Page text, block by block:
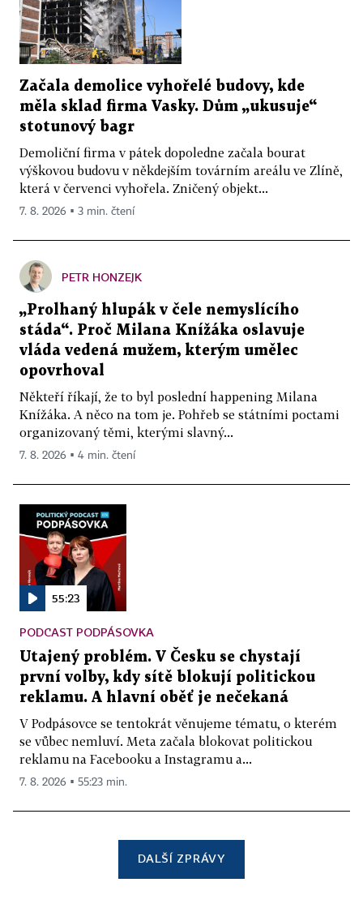
Začala demolice vyhořelé budovy, kde
měla sklad firma Vasky. Dům „ukusuje“
stotunový bagr
Demoliční firma v pátek dopoledne začala bourat
výškovou budovu v někdejším továrním areálu ve Zlíně,
která v červenci vyhořela. Zničený objekt...
7. 8. 2026 ▪ 3 min. čtení
PETR HONZEJK
„Prolhaný hlupák v čele nemyslícího
stáda“. Proč Milana Knížáka oslavuje
vláda vedená mužem, kterým umělec
opovrhoval
Někteří říkají, že to byl poslední happening Milana
Knížáka. A něco na tom je. Pohřeb se státními poctami
organizovaný těmi, kterými slavný...
7. 8. 2026 ▪ 4 min. čtení
55:23
PODCAST PODPÁSOVKA
Utajený problém. V Česku se chystají
první volby, kdy sítě blokují politickou
reklamu. A hlavní oběť je nečekaná
V Podpásovce se tentokrát věnujeme tématu, o kterém
se vůbec nemluví. Meta začala blokovat politickou
reklamu na Facebooku a Instagramu a...
7. 8. 2026 ▪ 55:23 min.
DALŠÍ ZPRÁVY